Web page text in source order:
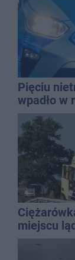
Pięciu
wpadło w
promila
miejscu